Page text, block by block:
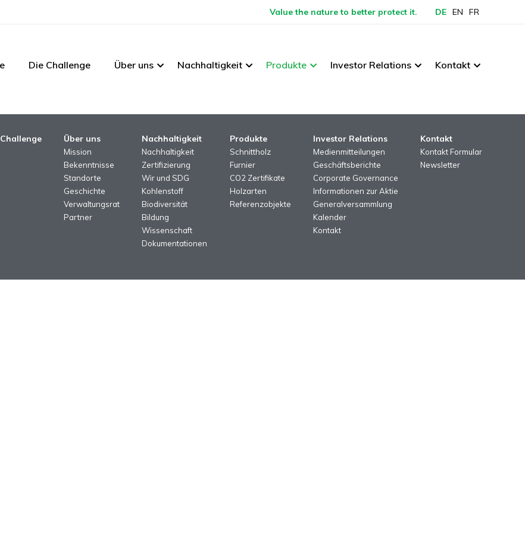
Value the nature to better protect it. DE EN FR
Die Challenge Über uns Nachhaltigkeit Produkte Investor Relations Kontakt
Challenge Über uns
Mission
Bekenntnisse
Standorte
Geschichte
Verwaltungsrat
Partner
Nachhaltigkeit
Nachhaltigkeit
Zertifizierung
Wir und SDG
Kohlenstoff
Biodiversität
Bildung
Wissenschaft
Dokumentationen
Produkte
Schnittholz
Furnier
CO2 Zertifikate
Holzarten
Referenzobjekte
Investor Relations
Medienmitteilungen
Geschäftsberichte
Corporate Governance
Informationen zur Aktie
Generalversammlung
Kalender
Kontakt
Kontakt
Kontakt Formular
Newsletter